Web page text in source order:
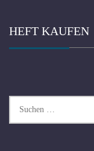
HEFT KAUFEN
Suchen
nach: